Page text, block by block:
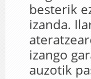
besterik
izanda.
izango
auzotik